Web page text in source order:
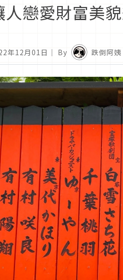
人戀愛財富美
年12月01日 ｜ By 跌倒阿姨